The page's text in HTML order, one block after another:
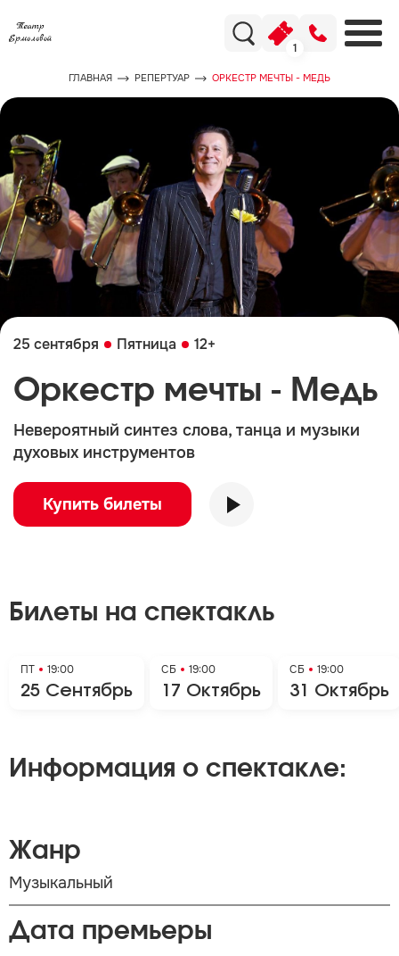
1
ГЛАВНАЯ РЕПЕРТУАР ОРКЕСТР МЕЧТЫ - МЕДЬ
25 сентября Пятница 12+
Оркестр мечты - Медь
Невероятный синтез слова, танца и музыки
духовых инструментов
Купить билеты
Билеты на спектакль
ПТ 19:00
25 Сентябрь
СБ 19:00
17 Октябрь
СБ 19:00
31 Октябрь
Информация о спектакле:
Жанр
Музыкальный
Дата премьеры